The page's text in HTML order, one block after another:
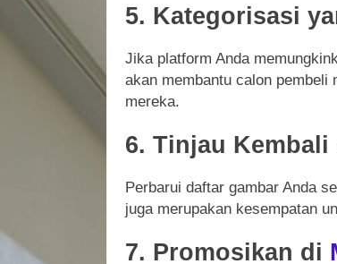
5. Kategorisasi
Jika platform Anda
akan membantu calon pembeli
mereka.
6. Tinjau
Perbarui daftar gambar Anda
juga merupakan kesempatan
7. Promosikan di